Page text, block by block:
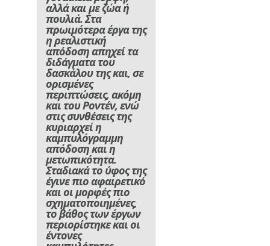
αλλά και με ζώα ή
πουλιά. Στα
πρωιμότερα έργα της
η ρεαλιστική
απόδοση απηχεί τα
διδάγματα του
δασκάλου της και, σε
ορισμένες
περιπτώσεις, ακόμη
και του Ροντέν, ενώ
στις συνθέσεις της
κυριαρχεί η
καμπυλόγραμμη
απόδοση και η
μετωπικότητα.
Σταδιακά το ύφος της
έγινε πιο αφαιρετικό
και οι μορφές πιο
σχηματοποιημένες,
το βάθος των έργων
περιορίστηκε και οι
έντονες